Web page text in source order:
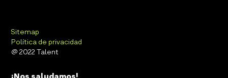
Sitemap
Política de privacidad
@ 2022 Talent